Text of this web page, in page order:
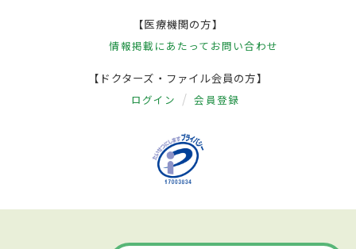
【医療機関の方】
情報掲載にあたって お問い合わせ
【ドクターズ・ファイル会員の方】
ログイン 会員登録